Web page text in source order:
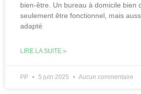
bien-être. Un bureau à domicile bien
seulement être fonctionnel, mais
adapté
LIRE LA SUITE »
PP 5 juin 2025 Aucun commentaire